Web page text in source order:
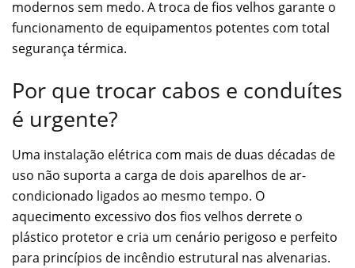
modernos sem medo. A troca de fios velhos garante o
funcionamento de equipamentos potentes com total
segurança térmica.
Por que trocar cabos e conduítes
é urgente?
Uma instalação elétrica com mais de duas décadas de
uso não suporta a carga de dois aparelhos de ar-
condicionado ligados ao mesmo tempo. O
aquecimento excessivo dos fios velhos derrete o
plástico protetor e cria um cenário perigoso e perfeito
para princípios de incêndio estrutural nas alvenarias.